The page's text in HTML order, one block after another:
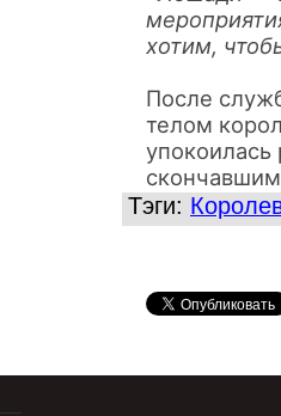
хотим,
После
телом
Тэги: